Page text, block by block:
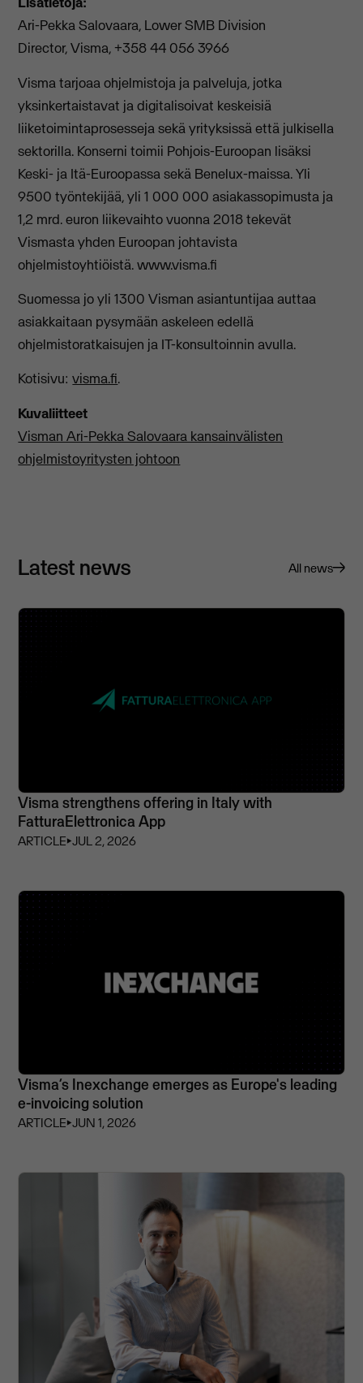
Ari-Pekka Salovaara, Lower SMB Division
Director, Visma, +358 44 056 3966
Visma tarjoaa ohjelmistoja ja palveluja, jotka
yksinkertaistavat ja digitalisoivat keskeisiä
liiketoimintaprosesseja sekä yrityksissä että julkisella
sektorilla. Konserni toimii Pohjois-Euroopan lisäksi
Keski- ja Itä-Euroopassa sekä Benelux-maissa. Yli
9500 työntekijää, yli 1 000 000 asiakassopimusta ja
1,2 mrd. euron liikevaihto vuonna 2018 tekevät
Vismasta yhden Euroopan johtavista
ohjelmistoyhtiöistä. www.visma.fi
Suomessa jo yli 1300 Visman asiantuntijaa auttaa
asiakkaitaan pysymään askeleen edellä
ohjelmistoratkaisujen ja IT-konsultoinnin avulla.
Kotisivu:visma.fi.
Kuvaliitteet
Visman Ari-Pekka Salovaara kansainvälisten
ohjelmistoyritysten johtoon
Latest news All news
Visma strengthens offering in Italy with
FatturaElettronica App
ARTICLE⏵JUL 2, 2026
Visma’s Inexchange emerges as Europe's leading
e-invoicing solution
ARTICLE⏵JUN 1, 2026